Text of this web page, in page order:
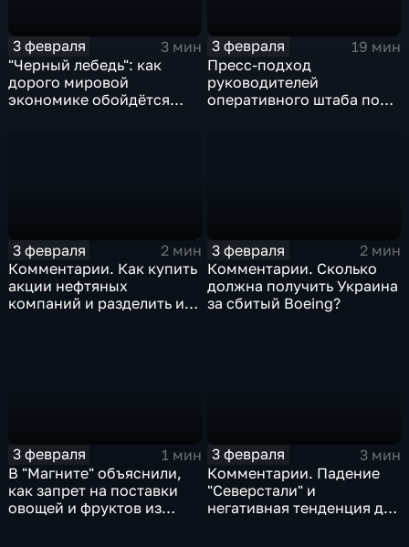
3 февраля
3 мин
"Черный лебедь": как
дорого мировой
экономике обойдётся
3 февраля
19 мин
Пресс-подход
руководителей
оперативного штаба по
3 февраля
2 мин
Комментарии. Как купить
акции нефтяных
компаний и разделить их
3 февраля
2 мин
Комментарии. Сколько
должна получить Украина
за сбитый Boeing?
3 февраля
1 мин
В "Магните" объяснили,
как запрет на поставки
овощей и фруктов из
3 февраля
3 мин
Комментарии. Падение
"Северстали" и
негативная тенденция для